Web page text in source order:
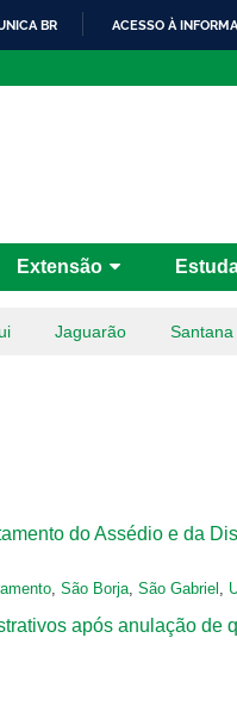
BR ACESSO À
Extensão
Jaguarão
do Assédio e da
, São Borja, São Gabriel ,
após anulação de